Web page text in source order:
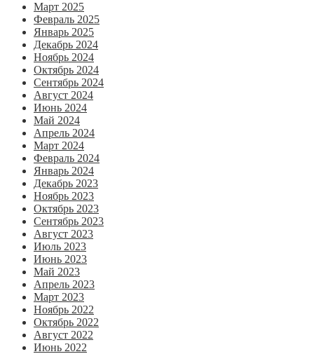
Март 2025
Февраль 2025
Январь 2025
Декабрь 2024
Ноябрь 2024
Октябрь 2024
Сентябрь 2024
Август 2024
Июнь 2024
Май 2024
Апрель 2024
Март 2024
Февраль 2024
Январь 2024
Декабрь 2023
Ноябрь 2023
Октябрь 2023
Сентябрь 2023
Август 2023
Июль 2023
Июнь 2023
Май 2023
Апрель 2023
Март 2023
Ноябрь 2022
Октябрь 2022
Август 2022
Июнь 2022